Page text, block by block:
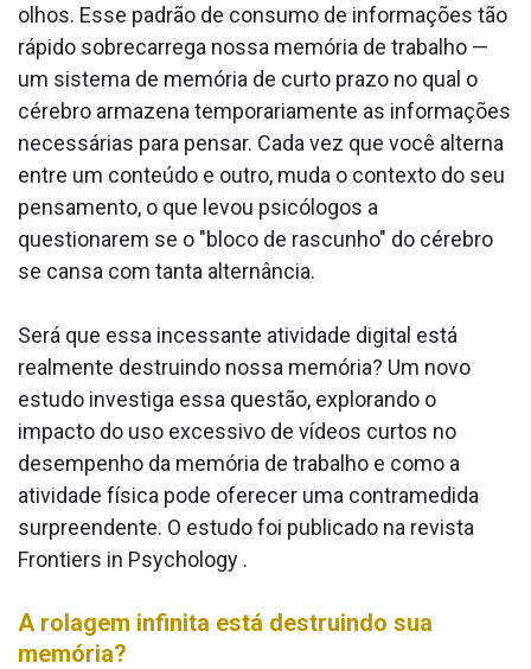
olhos. Esse padrão de consumo de informações tão
rápido sobrecarrega nossa memória de trabalho —
um sistema de memória de curto prazo no qual o
cérebro armazena temporariamente as informações
necessárias para pensar. Cada vez que você alterna
entre um conteúdo e outro, muda o contexto do seu
pensamento, o que levou psicólogos a
questionarem se o "bloco de rascunho" do cérebro
se cansa com tanta alternância.
Será que essa incessante atividade digital está
realmente destruindo nossa memória? Um novo
estudo investiga essa questão, explorando o
impacto do uso excessivo de vídeos curtos no
desempenho da memória de trabalho e como a
atividade física pode oferecer uma contramedida
surpreendente. O estudo foi publicado na revista
Frontiers in Psychology .
A rolagem infinita está destruindo sua
memória?